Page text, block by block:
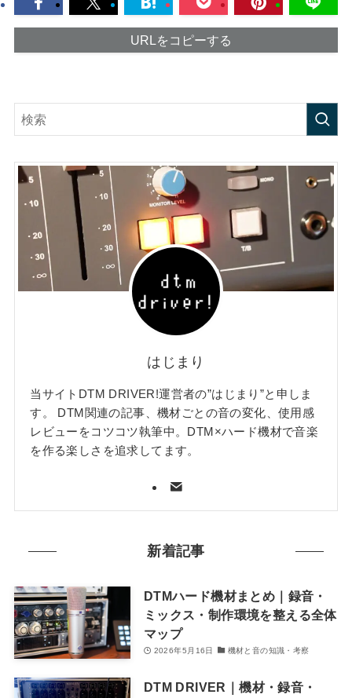
URLをコピーする
はじまり
当サイトDTM DRIVER!運営者の”はじまり”と申しま
す。 DTM関連の記事、機材ごとの音の変化、使用感
レビューをコツコツ執筆中。DTM×ハード機材で音楽
を作る楽しさを追求してます。
新着記事
DTMハード機材まとめ｜録音・
ミックス・制作環境を整える全体
マップ
2026年5月16日 機材と音の知識・考察
DTM DRIVER｜機材・録音・